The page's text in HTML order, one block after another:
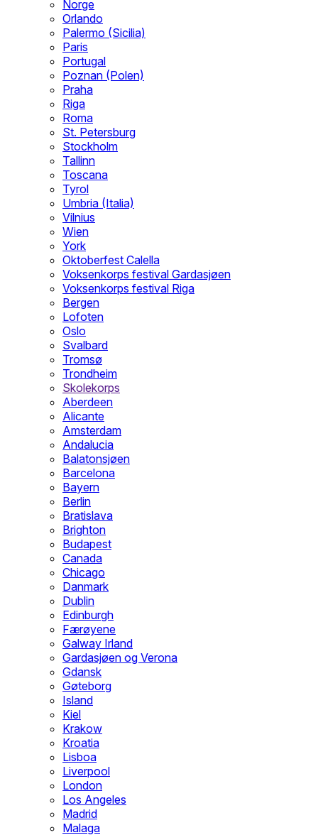
Norge
Orlando
Palermo (Sicilia)
Paris
Portugal
Poznan (Polen)
Praha
Riga
Roma
St. Petersburg
Stockholm
Tallinn
Toscana
Tyrol
Umbria (Italia)
Vilnius
Wien
York
Oktoberfest Calella
Voksenkorps festival Gardasjøen
Voksenkorps festival Riga
Bergen
Lofoten
Oslo
Svalbard
Tromsø
Trondheim
Skolekorps
Aberdeen
Alicante
Amsterdam
Andalucia
Balatonsjøen
Barcelona
Bayern
Berlin
Bratislava
Brighton
Budapest
Canada
Chicago
Danmark
Dublin
Edinburgh
Færøyene
Galway Irland
Gardasjøen og Verona
Gdansk
Gøteborg
Island
Kiel
Krakow
Kroatia
Lisboa
Liverpool
London
Los Angeles
Madrid
Malaga